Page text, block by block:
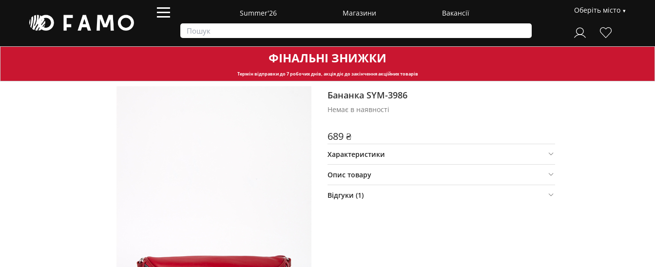
Summer'26 Магазини Вакансії Оберіть місто
ФІНАЛЬНІ ЗНИЖКИ
Термін відправкидо 7 робочих днів, акція діє до закінчення акційних товарів
Бананка SYM-3986
Немає в наявності
689 ₴
Характеристики
Опис товару
Відгуки (1)